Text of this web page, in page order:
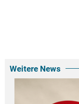
Weitere News